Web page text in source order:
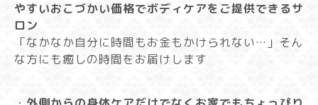
やすいおこづかい価格でボディケアをご提供できるサ
ロン
「なかなか自分に時間もお金もかけられない…」そん
な方にも癒しの時間をお届けします